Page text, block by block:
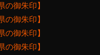
の御朱印】
の御朱印】
の御朱印】
の御朱印】